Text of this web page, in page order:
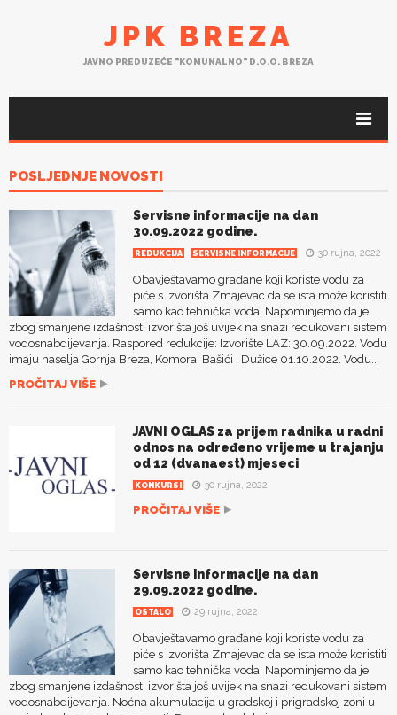
JPK BREZA
JAVNO PREDUZEĆE "KOMUNALNO" D.O.O. BREZA
POSLJEDNJE NOVOSTI
Servisne informacije na dan
30.09.2022 godine.
REDUKCIJA SERVISNE INFORMACIJE 30 rujna, 2022
Obavještavamo građane koji koriste vodu za
piće s izvorišta Zmajevac da se ista može koristiti
samo kao tehnička voda. Napominjemo da je
zbog smanjene izdašnosti izvorišta još uvijek na snazi redukovani sistem
vodosnabdijevanja. Raspored redukcije: Izvorište LAZ: 30.09.2022. Vodu
imaju naselja Gornja Breza, Komora, Bašići i Dužice 01.10.2022. Vodu...
PROČITAJ VIŠE
JAVNI OGLAS za prijem radnika u radni
odnos na određeno vrijeme u trajanju
od 12 (dvanaest) mjeseci
KONKURSI 30 rujna, 2022
PROČITAJ VIŠE
Servisne informacije na dan
29.09.2022 godine.
OSTALO 29 rujna, 2022
Obavještavamo građane koji koriste vodu za
piće s izvorišta Zmajevac da se ista može koristiti
samo kao tehnička voda. Napominjemo da je
zbog smanjene izdašnosti izvorišta još uvijek na snazi redukovani sistem
vodosnabdijevanja. Noćna akumulacija u gradskoj i prigradskoj zoni u